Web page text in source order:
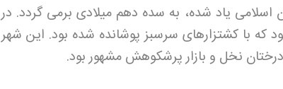
یاد شده، به سده دهم میلادی برمی گردد. در
که با کشتزارهای سرسبز پوشانده شده بود. این شهر
نخل و بازار پرشکوهش مشهور بود.